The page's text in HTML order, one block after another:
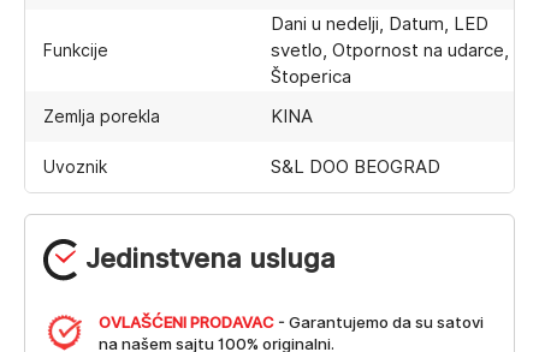
Jedinstvena usluga
OVLAŠĆENI PRODAVAC - Garantujemo da su satovi
na našem sajtu 100% originalni.
Funkcije
Dani u nedelji, Datum, LED
svetlo, Otpornost na udarce,
Štoperica
Zemlja porekla KINA
Uvoznik S&L DOO BEOGRAD